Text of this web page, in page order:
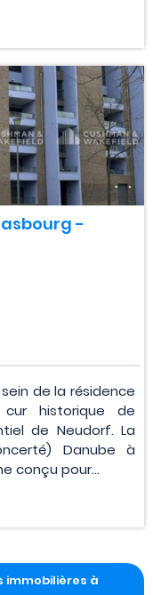
-
de la résidence
cur historique de
de Neudorf. La
Danube à
conçu pour...
immobilières à